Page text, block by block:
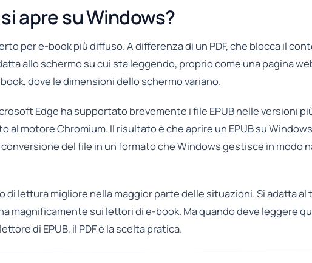
apre su Windows?
per e-book più diffuso. A differenza di un PDF, che blocca il
allo schermo su cui sta leggendo, proprio come una pagina
dove le dimensioni dello schermo variano.
Edge ha supportato brevemente i file EPUB nelle versioni
al motore Chromium. Il risultato è che aprire un EPUB su
conversione del file in un formato che Windows gestisce in modo
di lettura migliore nella maggior parte delle situazioni. Si adatta al
magnificamente sui lettori di e-book. Ma quando deve leggere
di EPUB, il PDF è la scelta pratica.